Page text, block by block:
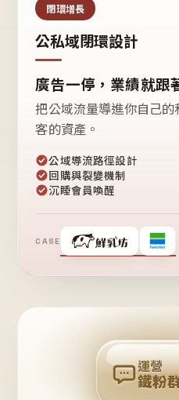
閉環增長
公私域閉環設計
廣告一停，業績就跟
把公域流量導進你自己
客的資產。
公域導流路徑設計
回購與裂變機制
沉睡會員喚醒
CASE
❤
運營
鐵粉